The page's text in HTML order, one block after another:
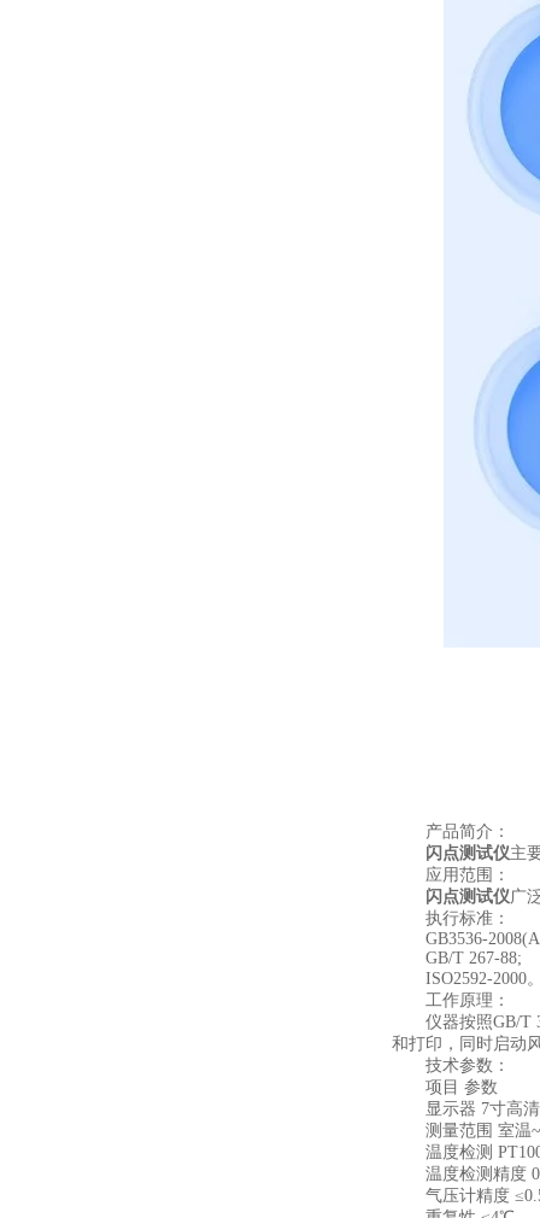
产品简介：
闪点测试仪主
应用范围：
闪点测试仪广
执行标准：
GB3536-
GB/T 267-88;
ISO2592-2000
工作原理：
仪器按照GB/T
和打印，同时启动
技术参数：
项目 参数
显示器 7寸高清
测量范围 室温
温度检测 PT100
温度检测精度
气压计精度